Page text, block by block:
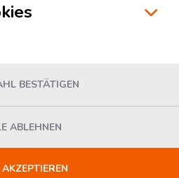
BESTÄTIGEN
ABLEHNEN